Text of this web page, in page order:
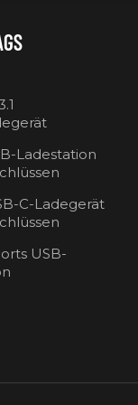
Ladestation
C-Ladegerät
USB-